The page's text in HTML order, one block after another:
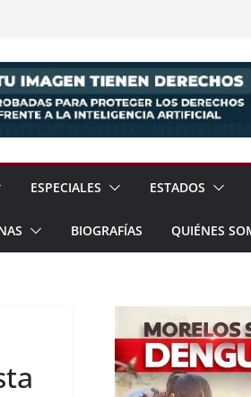
ESPECIALES ESTADOS
BIOGRAFÍAS QUIÉNES